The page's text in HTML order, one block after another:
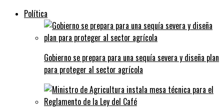
Política
Gobierno se prepara para una sequía severa y diseña plan
para proteger al sector agrícola